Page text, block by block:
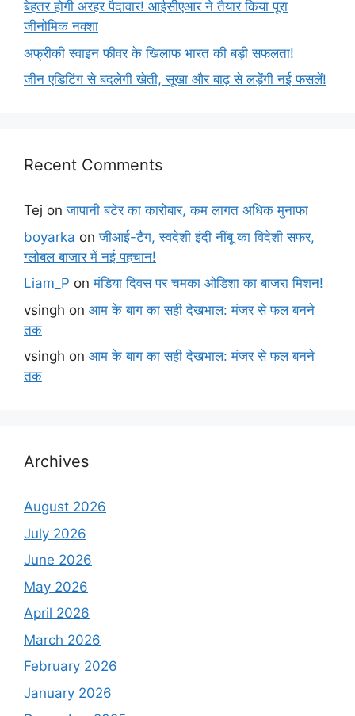
बेहतर होगी अरहर पैदावार! आईसीएआर ने तैयार किया पूरा
जीनोमिक नक्शा
अफ्रीकी स्वाइन फीवर के खिलाफ भारत की बड़ी सफलता!
जीन एडिटिंग से बदलेगी खेती, सूखा और बाढ़ से लड़ेंगी नई फसलें!
Recent Comments
Tej onजापानी बटेर का कारोबार, कम लागत अधिक मुनाफा
boyarka onजीआई-टैग, स्वदेशी इंदी नींबू का विदेशी सफर,
ग्लोबल बाजार में नई पहचान!
Liam_P onमंडिया दिवस पर चमका ओडिशा का बाजरा मिशन!
vsingh on आम के बाग का सही देखभाल: मंजर से फल बनने
तक
vsingh on आम के बाग का सही देखभाल: मंजर से फल बनने
तक
Archives
August 2026
July 2026
June 2026
May 2026
April 2026
March 2026
February 2026
January 2026